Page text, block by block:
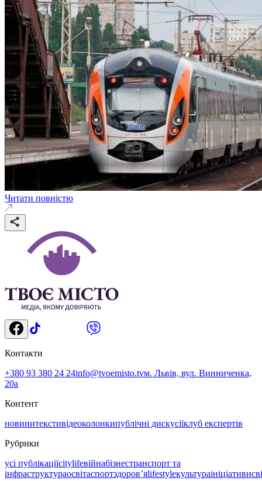
Читати повністю
Контакти
+380 93 380 24 24info@tvoemisto.tvм. Львів, вул. Винниченка,
20а
Контент
новинитекстивідеоколонкипублічні дискусіїклуб експертів
Рубрики
усі публікаціїcitylifeвійнабізнестранспорт та
інфраструктураосвітаспортздоровʼяlifestyleкультураініціативи